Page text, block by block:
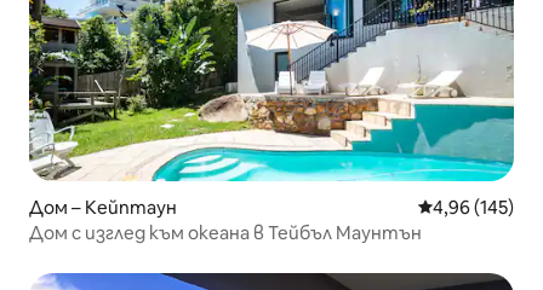
Дом – Кейптаун Средна
4,96 (145)
Дом с изглед към океана в Тейбъл Маунтън